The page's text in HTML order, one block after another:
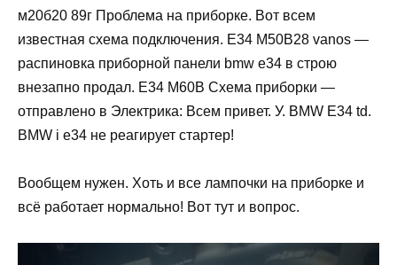
м20б20 89г Проблема на приборке. Вот всем
известная схема подключения. E34 M50B28 vanos —
распиновка приборной панели bmw e34 в строю
внезапно продал. E34 M60B Схема приборки —
отправлено в Электрика: Всем привет. У. BMW E34 td.
BMW i e34 не реагирует стартер!
Вообщем нужен. Хоть и все лампочки на приборке и
всё работает нормально! Вот тут и вопрос.